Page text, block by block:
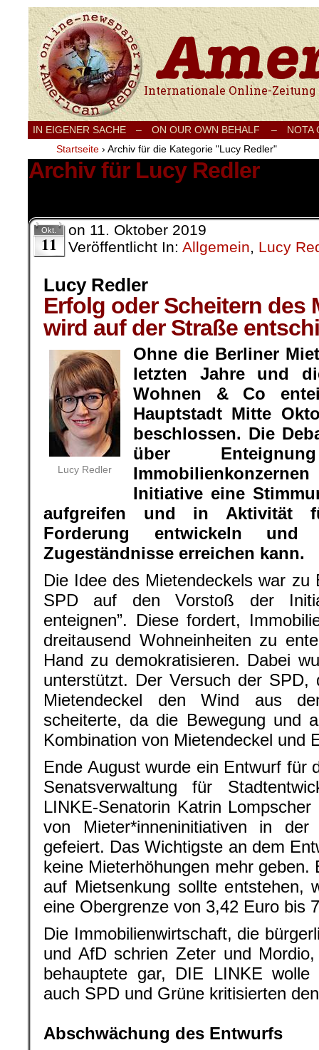
Internationale Onlinezeitung für Frieden,
IN EIGENER SACHE – ON OUR OWN BEHALF –
NOTA
Startseite › Archiv für die Kategorie "Lucy Redler"
Archiv für Lucy Redler
Okt.
11
on 11. Oktober 2019
Veröffentlicht In: Allgemein, Lucy
Lucy Redler
Erfolg oder Scheitern des
wird auf der Straße
Lucy Redler
Ohne die Berliner
letzten Jahre und
Wohnen & Co
Hauptstadt Mitte
beschlossen. Die
über
Initiative eine
aufgreifen und in Aktivität
Forderung entwickeln und
Zugeständnisse erreichen kann.
Die Idee des Mietendeckels war zu
SPD auf den Vorstoß der
enteignen”. Diese fordert,
dreitausend Wohneinheiten zu
Hand zu demokratisieren. Dabei
unterstützt. Der Versuch der SPD,
Mietendeckel den Wind aus
scheiterte, da die Bewegung und
Kombination von Mietendeckel und
Ende August wurde ein Entwurf für
Senatsverwaltung für
LINKE-Senatorin Katrin
von Mieter*inneninitiativen in
gefeiert. Das Wichtigste an dem
keine Mieterhöhungen mehr geben.
auf Mietsenkung sollte entstehen,
eine Obergrenze von 3,42 Euro bis
Die Immobilienwirtschaft, die
und AfD schrien Zeter und
behauptete gar, DIE LINKE wolle
auch SPD und Grüne kritisierten
Abschwächung des Entwurfs